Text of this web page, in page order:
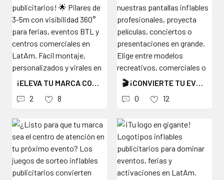
¡ELEVA TU MARCA CON TOTEMS INFLABLES PUBLICITARIOS! 🌟 PILARES DE 3-5M CON VISIBILIDAD 360° PARA FERIAS, EVENTOS BTL Y CENTROS COMERCIALES EN LATAM. FÁCIL MONTAJE, PERSONALIZADOS Y VIRALES EN REDES. ¡COTIZA YA Y DESTACA! DM PARA PRESUPUESTOS. #TOTEMINFLABLE #INFLABLESPUBLICITARIOS #PUBLICIDADINFLABLE #TOTEMSEVENTOS #INFLABLESBTL #MARKETINGEXPERIENCIAL #FERIASCORPORATIVAS #EVENTOSLATAM #MARCAVISIBLE #ACTIVACIONESBTL
2
8
🎬 ¡CONVIERTE TU EVENTO EN UN CINE AL AIRE LIBRE! 🌙 CON NUESTRAS PANTALLAS INFLABLES PROFESIONALES, PROYECTA PELÍCULAS, CONCIERTOS O PRESENTACIONES EN GRANDE. ELIGE ENTRE MODELOS RECREATIVOS, COMERCIALES O PROFESIONALES, DISEÑADOS PARA CADA TIPO DE PROYECTOR Y TAMAÑO DE EVENTO. FÁCILES DE MONTAR, RESISTENTES Y CON UNA CALIDAD DE IMAGEN IMPRESIONANTE. 💡 ¡HAZ QUE TU MARCA, EVENTO O EXPERIENCIA SE PROYECTE A LO GRANDE! #PANTALLAINFLABLE #CINEALAIRELIBRE #EVENTOSALAIRELIBRE #PUBLICIDADVISUAL #EVENTOSCORPORATIVOS #PANTALLAGIGANTE #PROYECCIÓNEXTERIOR #RENTADEPANTALLAS #EXPERIENCIASVISUALES #CINEEXTERIOR
0
12